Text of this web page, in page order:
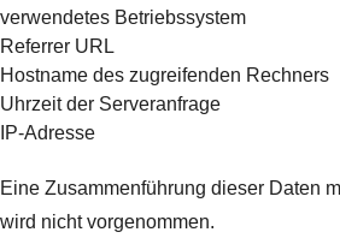
verwendetes Betriebssystem
Referrer URL
Hostname des zugreifenden Rechners
Uhrzeit der Serveranfrage
IP-Adresse
Eine Zusammenführung dieser Daten
wird nicht vorgenommen.